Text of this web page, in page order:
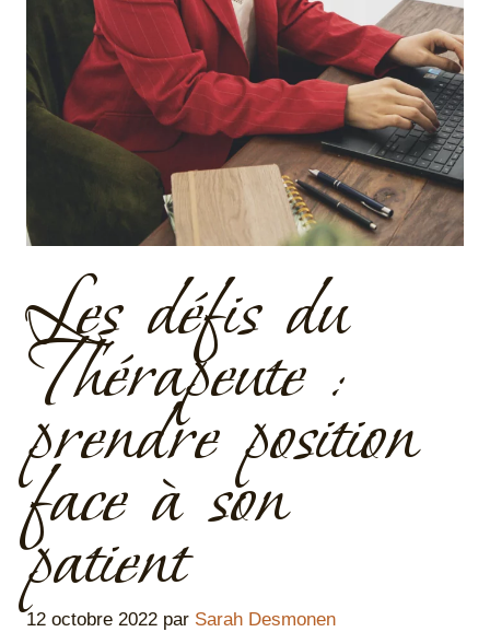
Les défis du
Thérapeute :
prendre position
face à son
patient
12 octobre 2022 par Sarah Desmonen